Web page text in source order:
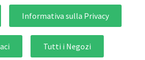
Informativa sulla Privacy
Tutti i Negozi